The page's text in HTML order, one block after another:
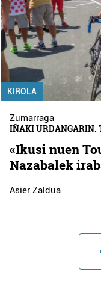
KIROLA
Zumarraga
IÑAKI URDANGARIN.
«Ikusi nuen
Nazabalek
Asier Zaldua